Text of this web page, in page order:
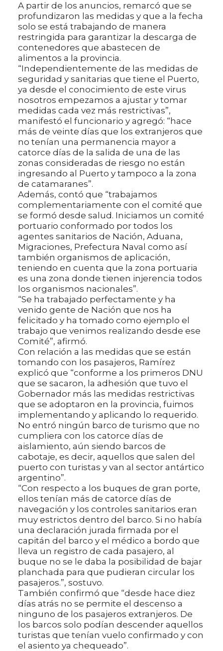
A partir de los anuncios, remarcó que se
profundizaron las medidas y que a la fecha
solo se está trabajando de manera
restringida para garantizar la descarga de
contenedores que abastecen de
alimentos a la provincia.
“Independientemente de las medidas de
seguridad y sanitarias que tiene el Puerto,
ya desde el conocimiento de este virus
nosotros empezamos a ajustar y tomar
medidas cada vez más restrictivas”,
manifestó el funcionario y agregó: “hace
más de veinte días que los extranjeros que
no tenían una permanencia mayor a
catorce días de la salida de una de las
zonas consideradas de riesgo no están
ingresando al Puerto y tampoco a la zona
de catamaranes”.
Además, contó que “trabajamos
complementariamente con el comité que
se formó desde salud. Iniciamos un comité
portuario conformado por todos los
agentes sanitarios de Nación, Aduana,
Migraciones, Prefectura Naval como así
también organismos de aplicación,
teniendo en cuenta que la zona portuaria
es una zona donde tienen injerencia todos
los organismos nacionales”.
“Se ha trabajado perfectamente y ha
venido gente de Nación que nos ha
felicitado y ha tomado como ejemplo el
trabajo que venimos realizando desde ese
Comité”, afirmó.
Con relación a las medidas que se están
tomando con los pasajeros, Ramírez
explicó que “conforme a los primeros DNU
que se sacaron, la adhesión que tuvo el
Gobernador más las medidas restrictivas
que se adoptaron en la provincia, fuimos
implementando y aplicando lo requerido.
No entró ningún barco de turismo que no
cumpliera con los catorce días de
aislamiento, aún siendo barcos de
cabotaje, es decir, aquellos que salen del
puerto con turistas y van al sector antártico
argentino”.
“Con respecto a los buques de gran porte,
ellos tenían más de catorce días de
navegación y los controles sanitarios eran
muy estrictos dentro del barco. Si no había
una declaración jurada firmada por el
capitán del barco y el médico a bordo que
lleva un registro de cada pasajero, al
buque no se le daba la posibilidad de bajar
planchada para que pudieran circular los
pasajeros.”, sostuvo.
También confirmó que “desde hace diez
días atrás no se permite el descenso a
ninguno de los pasajeros extranjeros. De
los barcos solo podían descender aquellos
turistas que tenían vuelo confirmado y con
el asiento ya chequeado”.